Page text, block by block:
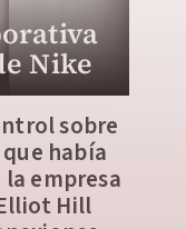
Nike
sobre
había
empresa
Hill